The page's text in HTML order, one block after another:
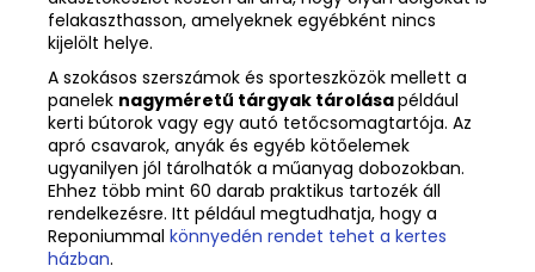
felakaszthasson, amelyeknek egyébként nincs
kijelölt helye.
A szokásos szerszámok és sporteszközök mellett a
panelek nagyméretű tárgyak tárolásapéldául
kerti bútorok vagy egy autó tetőcsomagtartója. Az
apró csavarok, anyák és egyéb kötőelemek
ugyanilyen jól tárolhatók a műanyag dobozokban.
Ehhez több mint 60 darab praktikus tartozék áll
rendelkezésre. Itt például megtudhatja, hogy a
Reponiummal könnyedén rendet tehet a kertes
házban.